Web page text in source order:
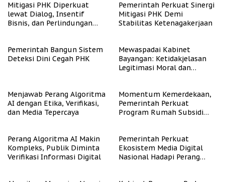
Mitigasi PHK Diperkuat
lewat Dialog, Insentif
Bisnis, dan Perlindungan
Pemerintah Perkuat Sinergi
Mitigasi PHK Demi
Stabilitas Ketenagakerjaan
Pemerintah Bangun Sistem
Deteksi Dini Cegah PHK
Mewaspadai Kabinet
Bayangan: Ketidakjelasan
Legitimasi Moral dan
Menjawab Perang Algoritma
AI dengan Etika, Verifikasi,
dan Media Tepercaya
Momentum Kemerdekaan,
Pemerintah Perkuat
Program Rumah Subsidi
Perang Algoritma AI Makin
Kompleks, Publik Diminta
Verifikasi Informasi Digital
Pemerintah Perkuat
Ekosistem Media Digital
Nasional Hadapi Perang